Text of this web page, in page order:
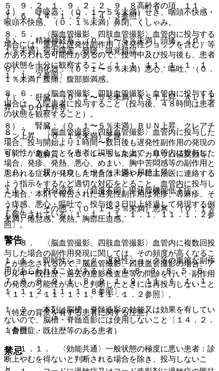
５、９．２．１、９．２．２、９．８高齢者の項、１１．
１．６、１４．１．２、１４．３参照〕。
８．５． 〈脳血管撮影、四肢血管撮影〉血管内に投与する
場合には、重篤な遅発性副作用（遅発性ショックを含む）等
があらわれる可能性があるので、投与中及び投与後も、患者
の状態を十分に観察すること〔１．１、１１．１．１、１
１．１．２参照〕。
８．６． 〈脳血管撮影、四肢血管撮影〉血管内に投与する
場合は、入院患者に投与すること（投与後、４８時間は患者
の状態を観察すること）。
８．７． 〈脳血管撮影、四肢血管撮影〉血管内に投与した
場合、投与開始より１時間〜数日後も遅発性副作用の発現の
可能性があることを患者に説明した上で、血管内に投与した
場合、発疹、発熱、悪心、めまい、胸中苦悶感等の副作用と
思われる症状が発現した場合は、速やかに主治医に連絡する
よう指示をするなど適切な対応をとること。血管内に投与し
た場合、本剤で報告された遅発性副作用は発疹、蕁麻疹、そ
う痒感、悪心・嘔吐で、投与後３日以上経過して発現する例
も報告されている〔１．１、１１．１．１、１１．１．２参
照〕。
８．８． 〈脳血管撮影、四肢血管撮影〉血管内に複数回投
与した場合の副作用発現に関しては、その頻度が高くなるこ
とが懸念されるので、脳血管撮影、四肢血管撮影の場合、ア
レルギー既往歴、過去の造影検査歴等の問診を行い、副作用
の発現の可能性が高いと判断したときには再投与しないこと
〔１．１、１１．１．１、１１．１．２参照〕。
（特定の背景を有する患者に関する注意）
（合併症・既往歴等のある患者）
９．１．１． 〈効能共通〉一般状態の極度に悪い患者：診
断上やむを得ないと判断される場合を除き、投与しないこ
と。
４）． 呼吸器：（０．１〜５％未満）せき、咽頭不快感・
喉頭不快感、（０．１％未満）鼻閉、くしゃみ。
５）． 精神神経系：（０．１〜５％未満）頭痛、（０．
１％未満）視力障害、難聴、嗅覚錯誤。
６）． 消化器：（０．１〜５％未満）悪心、嘔吐、（０．
１％未満）腹痛、腹部膨満感。
７）． 肝臓：（０．１〜５％未満）ＡＳＴ上昇、ＡＬＴ上
昇、ＬＤＨ上昇等。
８）． 腎臓：（０．１〜５％未満）ＢＵＮ上昇、クレアチ
ニン上昇、（０．１％未満）乏尿。
９）． 電解質：（０．１〜５％未満）カリウム値変動等。
１０）． 尿：（０．１〜５％未満）尿糖上昇。
１１）． 内分泌系：（頻度不明）甲状腺機能低下症。
１２）． その他：（０．１〜５％未満）悪寒、（０．１％
未満）倦怠感、発熱、胸部圧迫感。
警告
１．１． 即時性ショック、遅発性ショック等の重篤な副作
用があらわれることがある〔８．１−８．３、８．５、８．
７、８．８、９．１．８、９．１．９、１１．１．１、１
１．１．２、１１．１．８参照〕。
１．２． 本剤は脳槽・脊髄造影の効能又は効果を有してい
ないので、脳槽・脊髄造影には使用しないこと〔１４．２．
１参照〕。
禁忌